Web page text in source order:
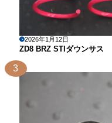
2026年1月12日
ZD8 BRZ STIダウンサス
3